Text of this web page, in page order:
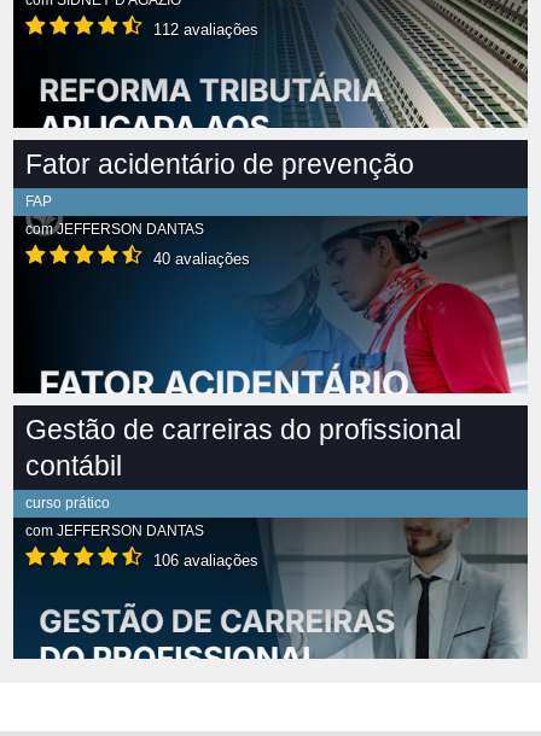
112 avaliações
Fator acidentário de prevenção
FAP
comJEFFERSON DANTAS
40 avaliações
Gestão de carreiras do profissional
contábil
curso prático
com JEFFERSON DANTAS
106 avaliações